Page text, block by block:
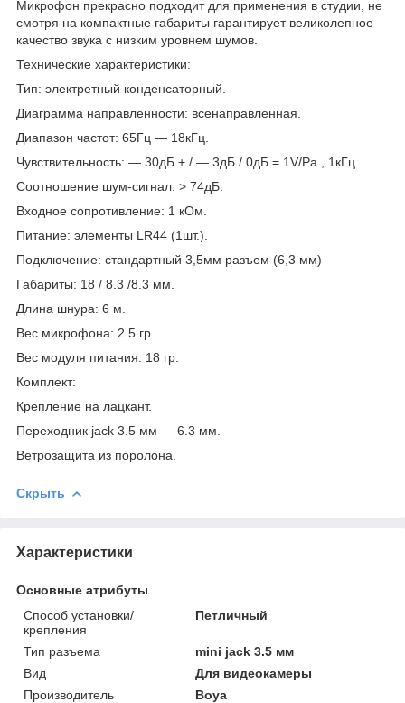
Микрофон прекрасно подходит для применения в студии, не
смотря на компактные габариты гарантирует великолепное
качество звука с низким уровнем шумов.
Технические характеристики:
Тип: электретный конденсаторный.
Диаграмма направленности: всенаправленная.
Диапазон частот: 65Гц ― 18кГц.
Чувствительность: ― 30дБ + / ― 3дБ / 0дБ = 1V/Pa , 1кГц.
Соотношение шум-сигнал: > 74дБ.
Входное сопротивление: 1 кОм.
Питание: элементы LR44 (1шт.).
Подключение: стандартный 3,5мм разъем (6,3 мм)
Габариты: 18 / 8.3 /8.3 мм.
Длина шнура: 6 м.
Вес микрофона: 2.5 гр
Вес модуля питания: 18 гр.
Комплект:
Крепление на лацкант.
Переходник jack 3.5 мм ― 6.3 мм.
Ветрозащита из поролона.
Скрыть
Характеристики
Основные атрибуты
Способ установки/
крепления
Петличный
Тип разъема
mini jack 3.5 мм
Вид
Для видеокамеры
Производитель
Boya